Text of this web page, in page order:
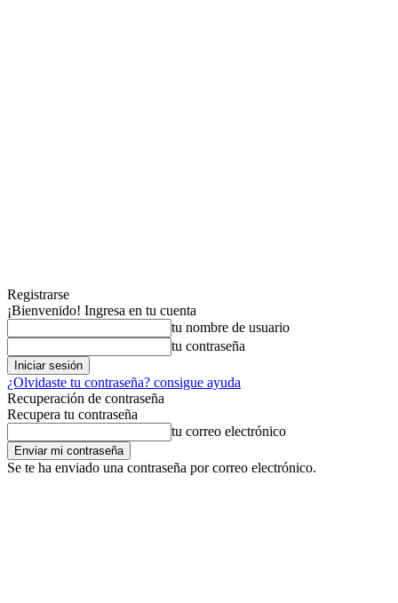
Registrarse
¡Bienvenido! Ingresa en tu cuenta
tu nombre de usuario
tu contraseña
¿Olvidaste tu contraseña? consigue ayuda
Recuperación de contraseña
Recupera tu contraseña
tu correo electrónico
Se te ha enviado una contraseña por correo electrónico.